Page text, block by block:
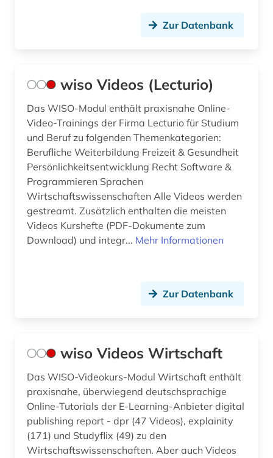
Zur Datenbank
wiso Videos (Lecturio)
Das WISO-Modul enthält praxisnahe Online-
Video-Trainings der Firma Lecturio für Studium
und Beruf zu folgenden Themenkategorien:
Berufliche Weiterbildung Freizeit & Gesundheit
Persönlichkeitsentwicklung Recht Software &
Programmieren Sprachen
Wirtschaftswissenschaften Alle Videos werden
gestreamt. Zusätzlich enthalten die meisten
Videos Kurshefte (PDF-Dokumente zum
Download) und integr... Mehr Informationen
Zur Datenbank
wiso Videos Wirtschaft
Das WISO-Videokurs-Modul Wirtschaft enthält
praxisnahe, überwiegend deutschsprachige
Online-Tutorials der E-Learning-Anbieter digital
publishing report - dpr (47 Videos), explainity
(171) und Studyflix (49) zu den
Wirtschaftswissenschaften. Aber auch Videos